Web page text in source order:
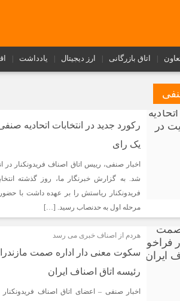
اتاق بازرگانی ارز دیجیتال یادداشت
رکورد جدید در انتخابات اتحادیه
یک رای
اخبار صنفی، رییس اتاق اصناف فریدونکنار در
شد. به گزارش خبرنگار ما، روز گذشته
مرحله اول به حدنصاب رسید. […]
هردم از اصناف خبری می رسد
سکوت معنی دار اداره صمت
رئیسه اتاق اصناف ایران
اخبار صنفی – اعضای اتاق اصناف